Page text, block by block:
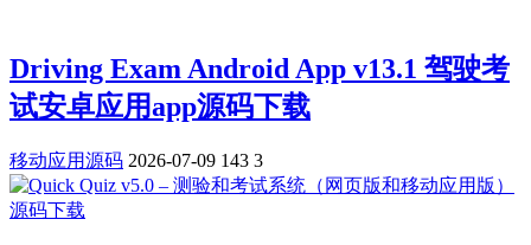
Driving Exam Android App v13.1 驾驶考
试安卓应用app源码下载
移动应用源码 2026-07-09 143 3